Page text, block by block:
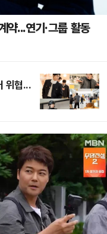
약...연기·그룹 활동
위협...